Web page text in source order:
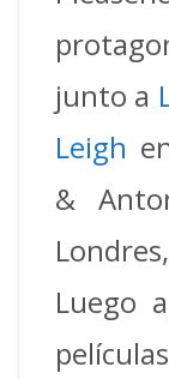
junto a
Leigh
&
Luego